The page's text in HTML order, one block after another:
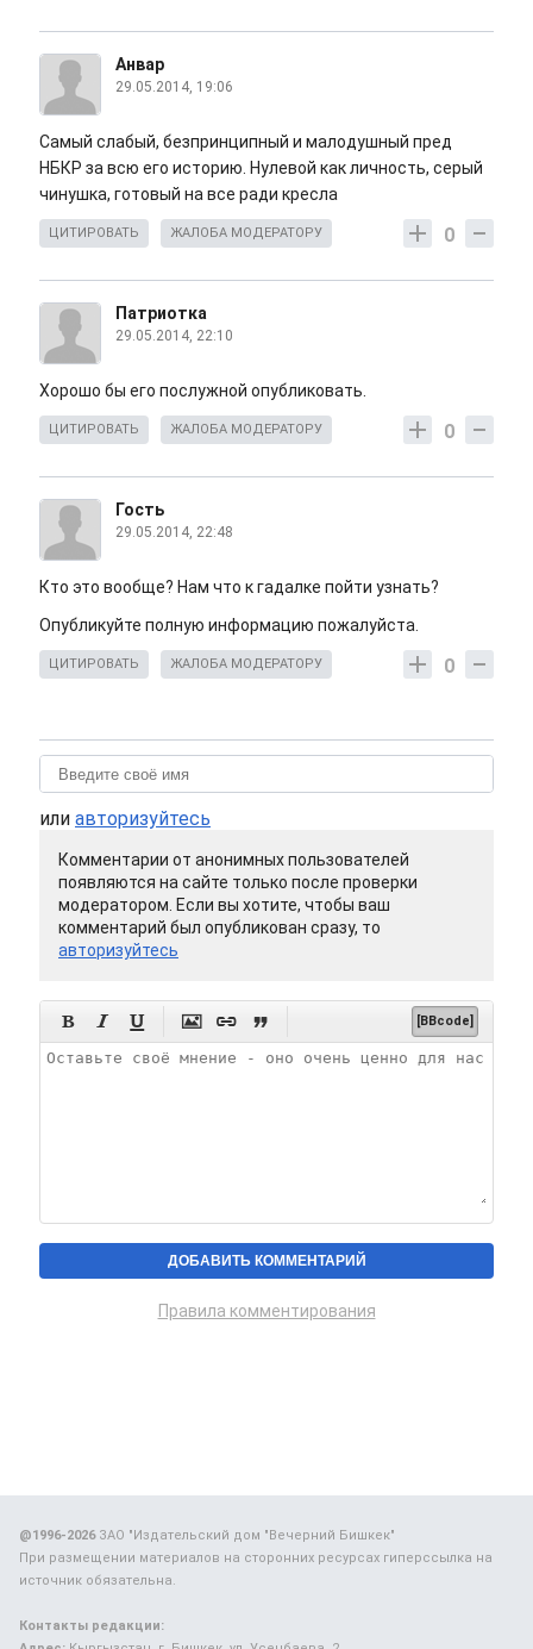
Анвар
29.05.2014, 19:06
Самый слабый, безпринципный и малодушный пред
НБКР за всю его историю. Нулевой как личность, серый
чинушка, готовый на все ради кресла
0
ЦИТИРОВАТЬ ЖАЛОБА МОДЕРАТОРУ
Патриотка
29.05.2014, 22:10
Хорошо бы его послужной опубликовать.
0
ЦИТИРОВАТЬ ЖАЛОБА МОДЕРАТОРУ
Гость
29.05.2014, 22:48
Кто это вообще? Нам что к гадалке пойти узнать?
Опубликуйте полную информацию пожалуйста.
0
ЦИТИРОВАТЬ ЖАЛОБА МОДЕРАТОРУ
или авторизуйтесь
Комментарии от анонимных пользователей
появляются на сайте только после проверки
модератором. Если вы хотите, чтобы ваш
комментарий был опубликован сразу, то
авторизуйтесь
      [BBcode]
Правила комментирования
@1996-2026ЗАО "Издательский дом "Вечерний Бишкек"
При размещении материалов на сторонних ресурсах гиперссылка на
источник обязательна.
Контакты редакции: